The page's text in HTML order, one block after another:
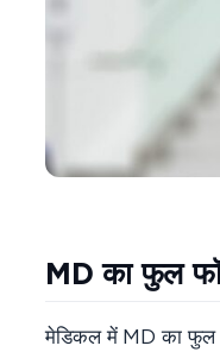
MD का फुल
मेडिकल में MD का फुल